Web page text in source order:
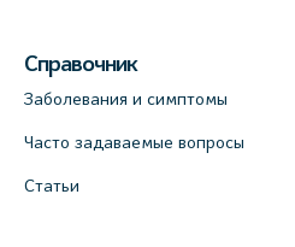
Справочник
Заболевания и симптомы
Часто задаваемые вопросы
Статьи